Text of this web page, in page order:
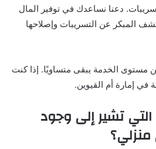
دعنا نساعدك في توفير المال
المبكر عن التسريبات وإصلاحها
مستوى الخدمة يبقى متساويًا. إذا كنت
إمارة أم القيوين.
تشير إلى وجود